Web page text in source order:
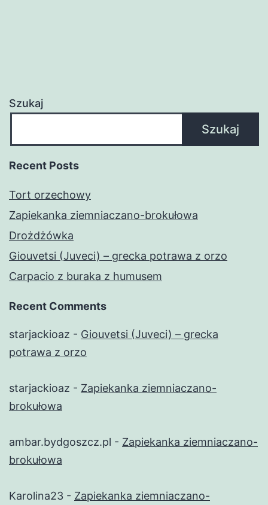
Szukaj
Szukaj
Recent Posts
Tort orzechowy
Zapiekanka ziemniaczano-brokułowa
Drożdżówka
Giouvetsi (Juveci) – grecka potrawa z orzo
Carpacio z buraka z humusem
Recent Comments
starjackioaz - Giouvetsi (Juveci) – grecka
potrawa z orzo
starjackioaz - Zapiekanka ziemniaczano-
brokułowa
ambar.bydgoszcz.pl - Zapiekanka ziemniaczano-
brokułowa
Karolina23 - Zapiekanka ziemniaczano-